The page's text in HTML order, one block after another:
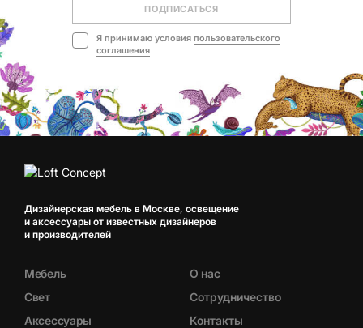
ПОДПИСАТЬСЯ
Я принимаю условия пользовательского
соглашения
Дизайнерская мебель в Москве, освещение
и аксессуары от известных дизайнеров
и производителей
Мебель
Свет
Аксессуары
О нас
Сотрудничество
Контакты